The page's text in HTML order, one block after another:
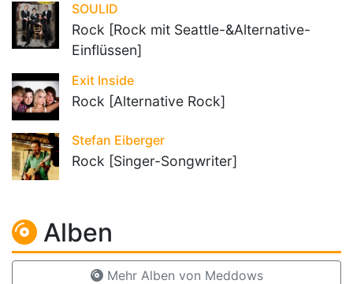
SOULID
Rock [Rock mit Seattle-&Alternative-
Einflüssen]
Exit Inside
Rock [Alternative Rock]
Stefan Eiberger
Rock [Singer-Songwriter]
Alben
Mehr Alben von Meddows